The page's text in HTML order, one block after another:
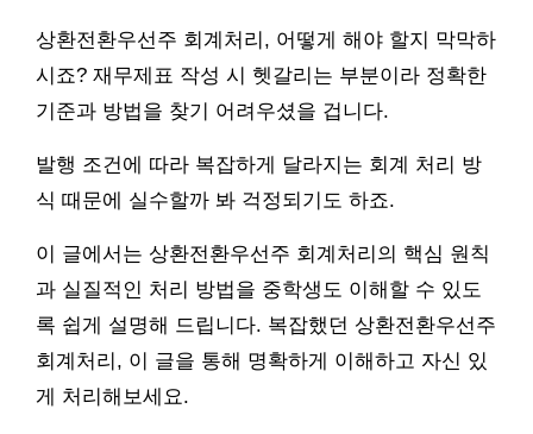
상환전환우선주 회계처리, 어떻게 해야 할지 막막하
시죠? 재무제표 작성 시 헷갈리는 부분이라 정확한
기준과 방법을 찾기 어려우셨을 겁니다.
발행 조건에 따라 복잡하게 달라지는 회계 처리 방
식 때문에 실수할까 봐 걱정되기도 하죠.
이 글에서는 상환전환우선주 회계처리의 핵심 원칙
과 실질적인 처리 방법을 중학생도 이해할 수 있도
록 쉽게 설명해 드립니다. 복잡했던 상환전환우선주
회계처리, 이 글을 통해 명확하게 이해하고 자신 있
게 처리해보세요.